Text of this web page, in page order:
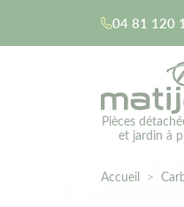
04 81 120
Pièces
et jardin à
Accueil